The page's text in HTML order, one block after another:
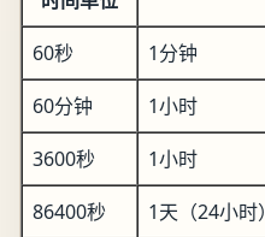
60秒
1分钟
60分钟
1小时
3600秒
1小时
86400秒
1天（24小时）